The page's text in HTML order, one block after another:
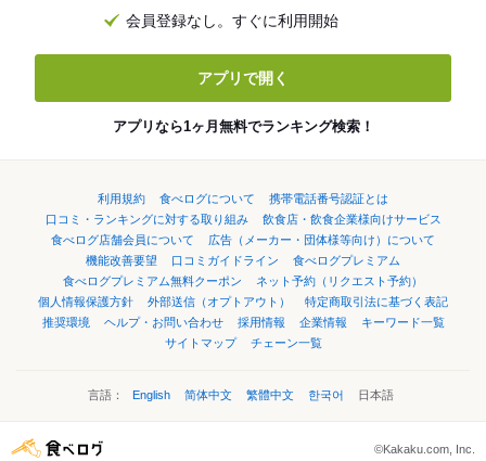
会員登録なし。すぐに利用開始
アプリで開く
アプリなら1ヶ月無料でランキング検索！
利用規約 食べログについて
携帯電話番号認証とは
口コミ・ランキングに対する取り組み
飲食店・飲食企業様向けサービス
食べログ店舗会員について
広告（メーカー・団体様等向け）について
機能改善要望
口コミガイドライン
食べログプレミアム
食べログプレミアム無料クーポン
ネット予約（リクエスト予約）
個人情報保護方針
外部送信（オプトアウト）
特定商取引法に基づく表記
推奨環境
ヘルプ・お問い合わせ 採用情報 企業情報
キーワード一覧
サイトマップ
チェーン一覧
言語： English 简体中文 繁體中文 한국어 日本語
©Kakaku.com, Inc.